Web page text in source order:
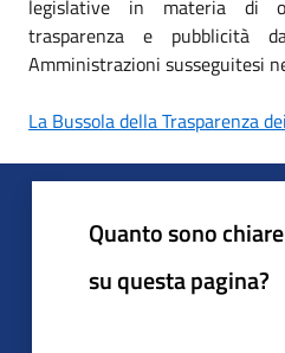
legislative in materia di
trasparenza e pubblicità
Amministrazioni susseguitesi
La Bussola della Trasparenza
Quanto sono
su questa pagina?